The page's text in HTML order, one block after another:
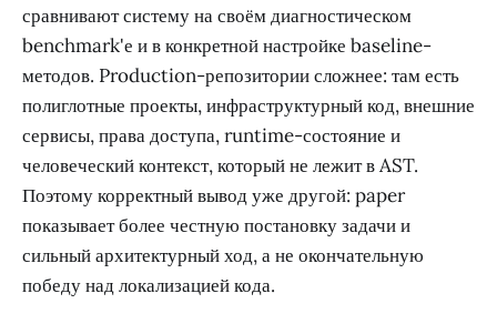
сравнивают систему на своём диагностическом
benchmark'е и в конкретной настройке baseline-
методов. Production-репозитории сложнее: там есть
полиглотные проекты, инфраструктурный код, внешние
сервисы, права доступа, runtime-состояние и
человеческий контекст, который не лежит в AST.
Поэтому корректный вывод уже другой: paper
показывает более честную постановку задачи и
сильный архитектурный ход, а не окончательную
победу над локализацией кода.